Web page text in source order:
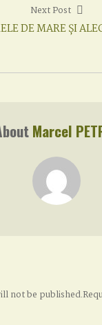
Next Post
DE MARE ȘI
Marcel
not be